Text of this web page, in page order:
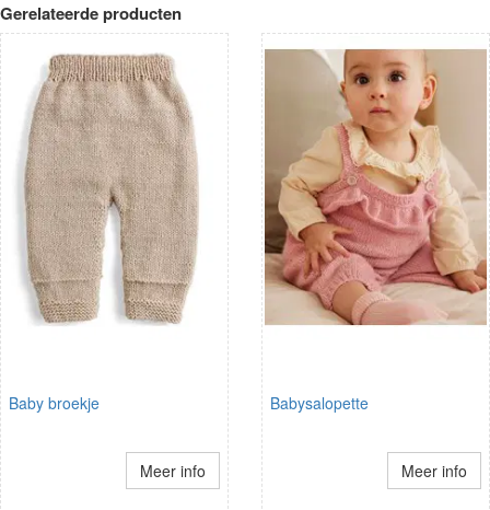
Gerelateerde producten
Baby broekje
Meer info
Babysalopette
Meer info